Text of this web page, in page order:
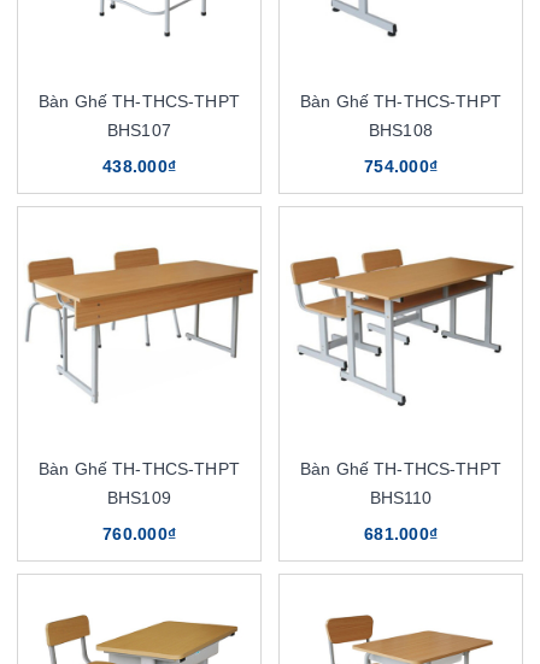
Bàn Ghế TH-THCS-THPT
BHS107
438.000₫
Bàn Ghế TH-THCS-THPT
BHS108
754.000₫
Bàn Ghế TH-THCS-THPT
BHS109
760.000₫
Bàn Ghế TH-THCS-THPT
BHS110
681.000₫